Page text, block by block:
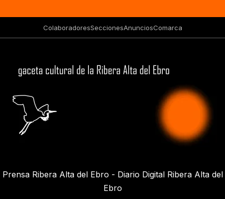
ColaboradoresSeccionesAnunciosComarca
Prensa Ribera Alta del Ebro - Diario Digital Ribera Alta del
Ebro